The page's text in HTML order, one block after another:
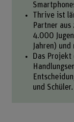
Thrive ist
Partner aus
4.000
Jahren)
Das
und Schüler.